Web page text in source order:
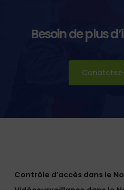
Besoin de plus
Contrôle d’accès dans le